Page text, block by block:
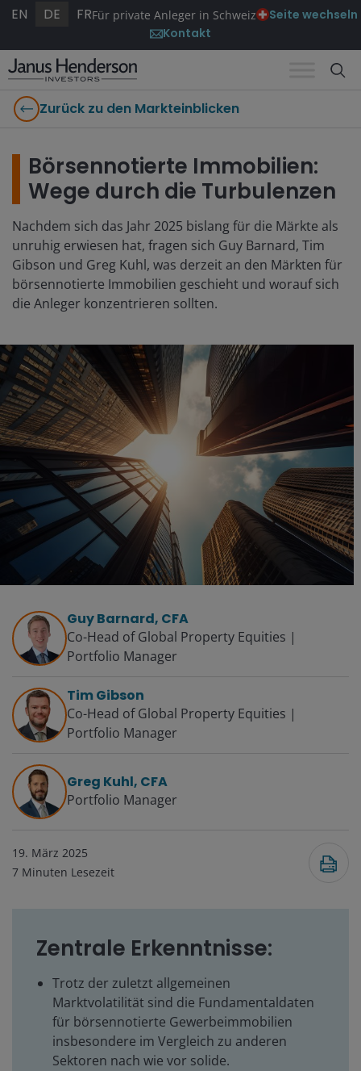
EN DE FRFür private Anleger in Schweiz
Seite wechseln
Kontakt
Zurück zu den Markteinblicken
Börsennotierte Immobilien:
Wege durch die Turbulenzen
Nachdem sich das Jahr 2025 bislang für die Märkte als
unruhig erwiesen hat, fragen sich Guy Barnard, Tim
Gibson und Greg Kuhl, was derzeit an den Märkten für
börsennotierte Immobilien geschieht und worauf sich
die Anleger konzentrieren sollten.
Guy Barnard, CFA
Co-Head of Global Property Equities |
Portfolio Manager
Tim Gibson
Co-Head of Global Property Equities |
Portfolio Manager
Greg Kuhl, CFA
Portfolio Manager
19. März 2025
7 Minuten Lesezeit
Zentrale Erkenntnisse:
Trotz der zuletzt allgemeinen
Marktvolatilität sind die Fundamentaldaten
für börsennotierte Gewerbeimmobilien
insbesondere im Vergleich zu anderen
Sektoren nach wie vor solide.